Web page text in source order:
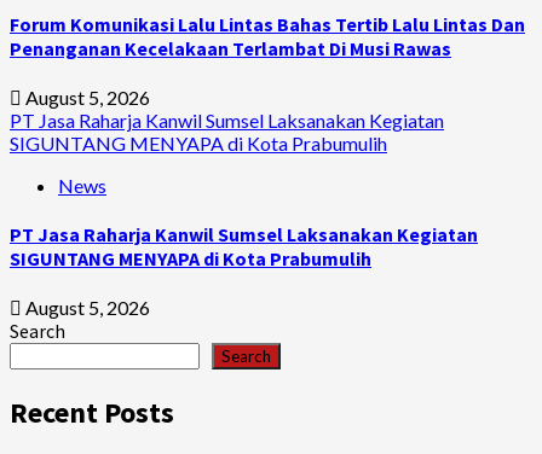
Forum Komunikasi Lalu Lintas Bahas Tertib Lalu Lintas Dan
Penanganan Kecelakaan Terlambat Di Musi Rawas
August 5, 2026
PT Jasa Raharja Kanwil Sumsel Laksanakan Kegiatan
SIGUNTANG MENYAPA di Kota Prabumulih
News
PT Jasa Raharja Kanwil Sumsel Laksanakan Kegiatan
SIGUNTANG MENYAPA di Kota Prabumulih
August 5, 2026
Search
Search
Recent Posts